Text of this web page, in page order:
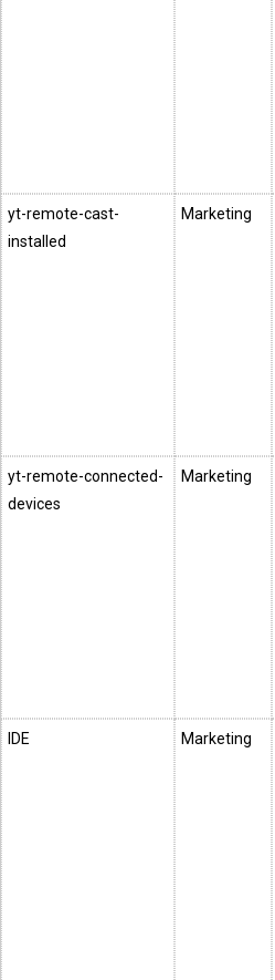
yt-remote-cast-
installed
Marketing
yt-remote-connected-
devices
Marketing
IDE Marketing